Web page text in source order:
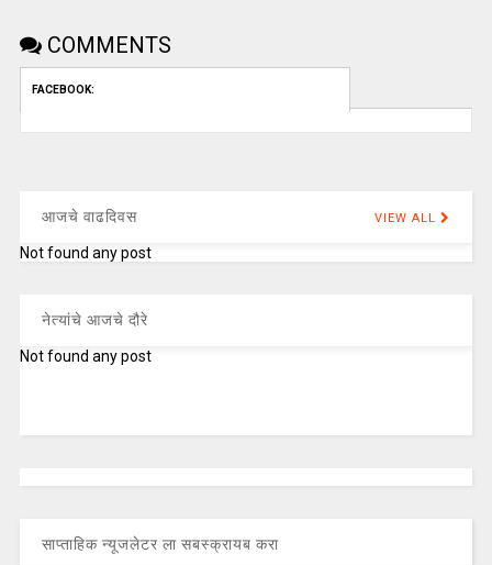
COMMENTS
FACEBOOK:
आजचे वाढदिवस VIEW ALL
Not found any post
नेत्यांचे आजचे दौरे
Not found any post
साप्ताहिक न्यूजलेटर ला सबस्क्रायब करा